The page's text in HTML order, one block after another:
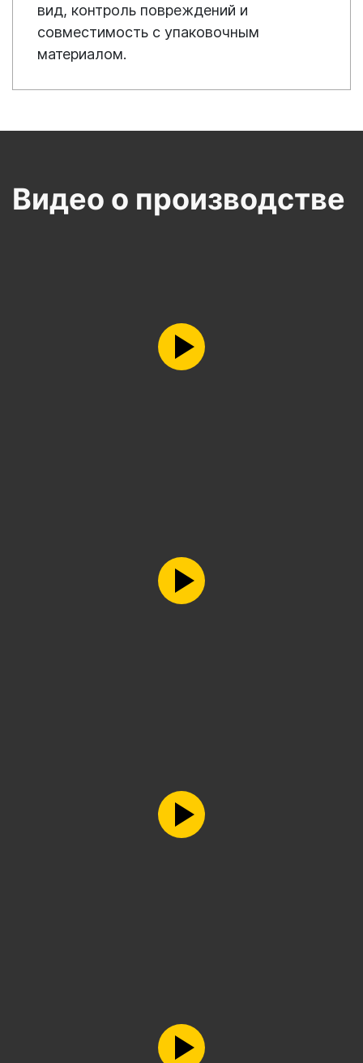
вид, контроль повреждений и
совместимость с упаковочным
материалом.
Видео о производстве